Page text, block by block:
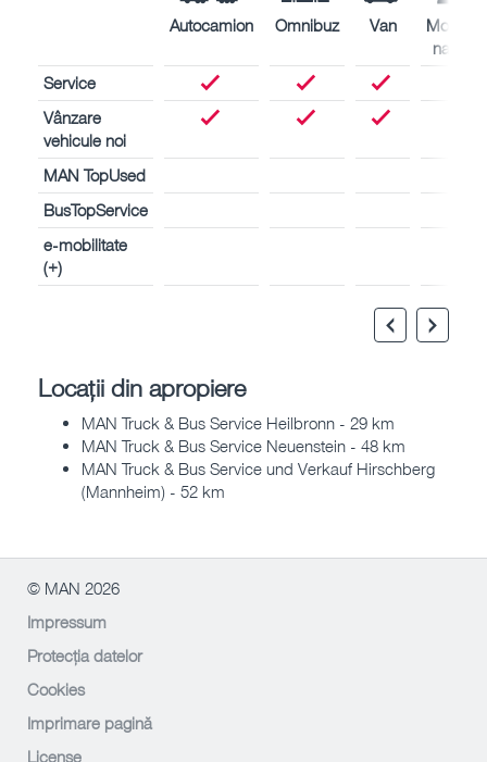
Autocamion Omnibuz Van
Motoare
navale
Service
Vânzare
vehicule noi
MAN TopUsed
BusTopService
e-mobilitate
(+)
Locații din apropiere
MAN Truck & Bus Service Heilbronn - 29 km
MAN Truck & Bus Service Neuenstein - 48 km
MAN Truck & Bus Service und Verkauf Hirschberg
(Mannheim) - 52 km
© MAN 2026
Impressum
Protecția datelor
Cookies
Imprimare pagină
License